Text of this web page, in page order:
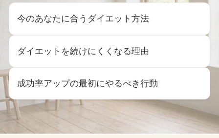
今のあなたに合うダイエット方法
ダイエットを続けにくくなる理由
成功率アップの最初にやるべき行動